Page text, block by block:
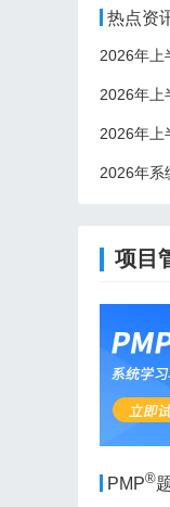
热点资
2026年系
项目
PMP®